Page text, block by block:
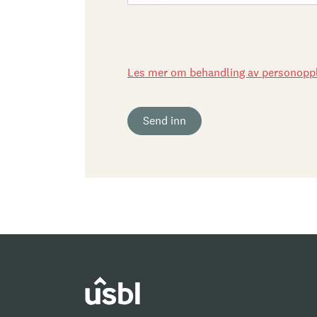
Les mer om behandling av
Send inn